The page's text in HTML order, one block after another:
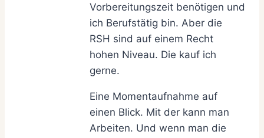
Vorbereitungszeit benötigen und
ich Berufstätig bin. Aber die
RSH sind auf einem Recht
hohen Niveau. Die kauf ich
gerne.
Eine Momentaufnahme auf
einen Blick. Mit der kann man
Arbeiten. Und wenn man die